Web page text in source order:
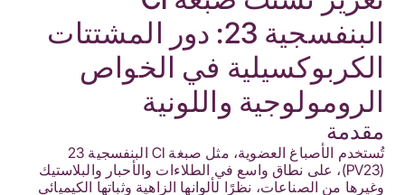
Performance
البنفسجية 23: دور المشتتات
الكربوكسيلية في الخواص
الرومولوجية واللونية
مقدمة
تُستخدم الأصباغ العضوية، مثل صبغة CI البنفسجية 23
(PV23)، على نطاق واسع في الطلاءات والأحبار والبلاستيك
وغيرها من الصناعات، نظرًا لألوانها الزاهية وثباتها الكيميائي